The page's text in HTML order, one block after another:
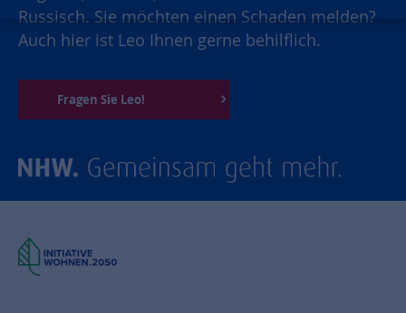
Russisch. Sie möchten einen Schaden melden?
Auch hier ist Leo Ihnen gerne behilflich.
Fragen Sie Leo!